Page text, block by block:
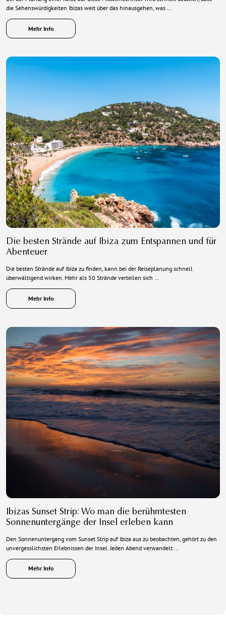
die Sehenswürdigkeiten Ibizas weit über das hinausgehen, was …
Mehr Info
Die besten Strände auf Ibiza zum Entspannen und für
Abenteuer
Die besten Strände auf Ibiza zu finden, kann bei der Reiseplanung schnell
überwältigend wirken. Mehr als 50 Strände verteilen sich …
Mehr Info
Ibizas Sunset Strip: Wo man die berühmtesten
Sonnenuntergänge der Insel erleben kann
Den Sonnenuntergang vom Sunset Strip auf Ibiza aus zu beobachten, gehört zu den
unvergesslichsten Erlebnissen der Insel. Jeden Abend verwandelt …
Mehr Info